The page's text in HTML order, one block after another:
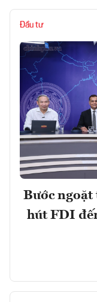
Đầu tư
Bước ngoặt
hút FDI